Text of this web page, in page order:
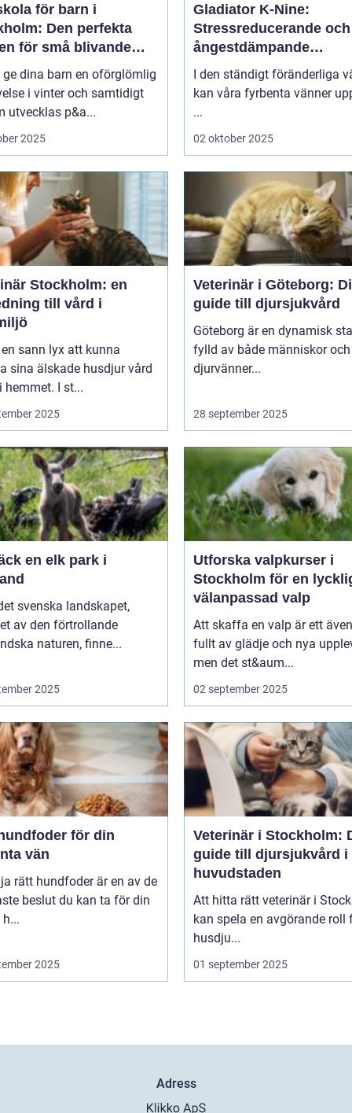
för barn i
Den perfekta
för små blivande
ge dina barn en oförglömlig
i vinter och samtidigt
utvecklas p&a...
2025
Gladiator K-Nine:
Stressreducerande och
ångestdämpande
hundhalsband
I den ständigt föränderliga
kan våra fyrbenta vänner
...
02 oktober 2025
Stockholm: en
till vård i
sann lyx att kunna
sina älskade husdjur vård
hemmet. I st...
2025
Veterinär i Göteborg:
guide till djursjukvård
Göteborg är en dynamisk
fylld av både människor
djurvänner...
28 september 2025
en elk park i
svenska landskapet,
av den förtrollande
naturen, finne...
2025
Utforska valpkurser i
Stockholm för en
välanpassad valp
Att skaffa en valp är ett
fullt av glädje och nya
men det st&aum...
02 september 2025
för din
vän
rätt hundfoder är en av de
beslut du kan ta för din
2025
Veterinär i Stockholm:
guide till djursjukvård i
huvudstaden
Att hitta rätt veterinär i
kan spela en avgörande roll
husdju...
01 september 2025
Adress